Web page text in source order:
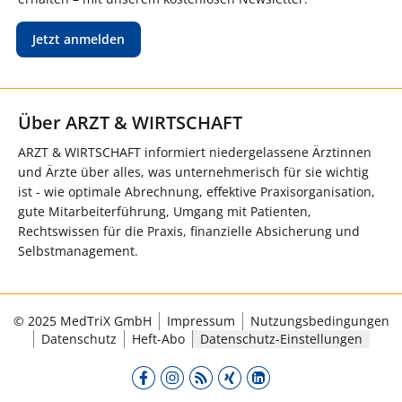
Jetzt anmelden
Über ARZT & WIRTSCHAFT
ARZT & WIRTSCHAFT informiert niedergelassene Ärztinnen
und Ärzte über alles, was unternehmerisch für sie wichtig
ist - wie optimale Abrechnung, effektive Praxisorganisation,
gute Mitarbeiterführung, Umgang mit Patienten,
Rechtswissen für die Praxis, finanzielle Absicherung und
Selbstmanagement.
© 2025 MedTriX GmbH Impressum
Nutzungsbedingungen
Datenschutz
Heft-Abo Datenschutz-Einstellungen